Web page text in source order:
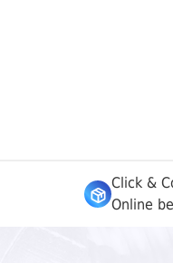
Click &
Online